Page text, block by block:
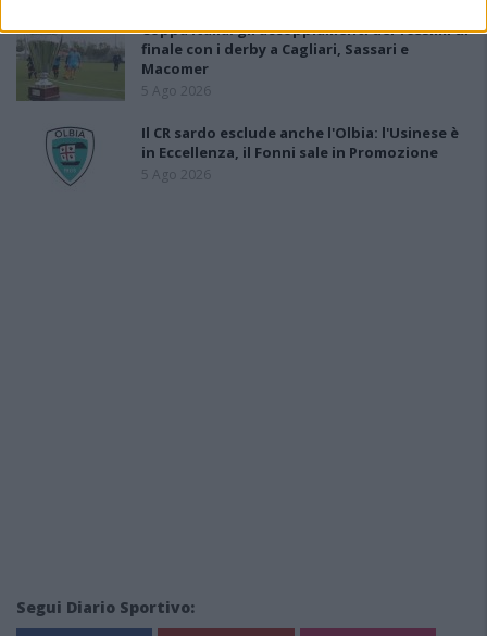
Coppa Italia: gli accoppiamenti dei 16esimi di
finale con i derby a Cagliari, Sassari e
Macomer
5 Ago 2026
Il CR sardo esclude anche l'Olbia: l'Usinese è
in Eccellenza, il Fonni sale in Promozione
5 Ago 2026
Segui Diario Sportivo: